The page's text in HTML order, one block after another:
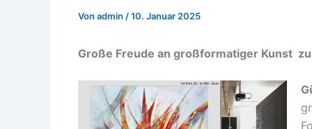
Von admin /10. Januar 2025
Große Freude an großformatiger Kunst